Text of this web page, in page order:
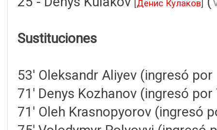
Денис Кулаков
Sustituciones
53' Oleksandr Aliyev (ingresó
71' Denys Kozhanov (ingresó
71' Oleh Krasnopyorov (ingresó